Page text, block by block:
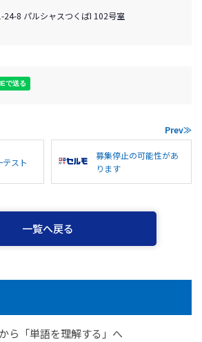
24-8 パルシャスつくばI 102号室
スト
Prev≫
募集停止の可能性があ
ります
一覧へ戻る
ら「単語を理解する」へ